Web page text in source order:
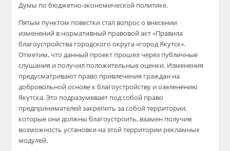
Думы по бюджетно-экономической политике.
Пятым пунктом повестки стал вопрос о внесении
изменений в нормативный правовой акт «Правила
благоустройства городского округа «город Якутск».
Отметим, что данный проект прошел через публичные
слушания и получил положительные оценки. Изменения
предусматривают право привлечения граждан на
добровольной основе к благоустройству и озеленению
Якутска. Это подразумевает под собой право
предпринимателей закрепить за собой территории,
которые они должны благоустроить, взамен получив
возможность установки на этой территории рекламных
модулей.